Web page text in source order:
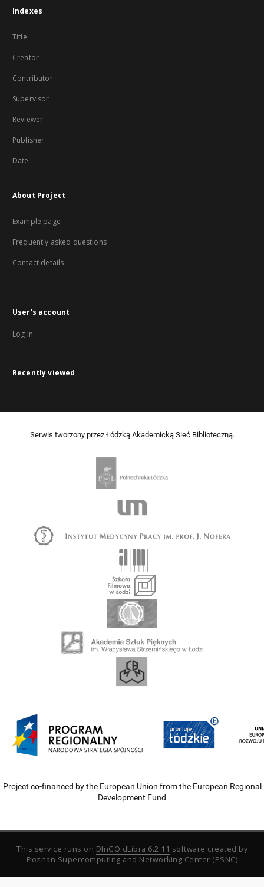
Indexes
Title
Creator
Contributor
Supervisor
Reviewer
Publisher
Date
About Project
Example page
Frequently asked questions
Contact details
User's account
Log in
Recently viewed
Serwis tworzony przez Łódzką Akademicką Sieć Biblioteczną.
Project co-financed by the European Union from the European Regional
Development Fund
This service runs on DInGO dLibra 6.2.11 software created by
Poznan Supercomputing and Networking Center (PSNC)